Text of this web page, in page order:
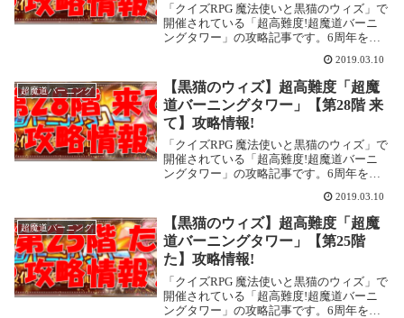
「クイズRPG 魔法使いと黒猫のウィズ」で
開催されている「超高難度!超魔道バーニ
ングタワー」の攻略記事です。6周年を迎
2019年3月現在、階数も30階まで増えてい
ます。ここでは「第27階 本当は」を攻略
し...
2019.03.10
超魔道バーニング
【黒猫のウィズ】超高難度「超魔
道バーニングタワー」【第28階 来
て】攻略情報!
「クイズRPG 魔法使いと黒猫のウィズ」で
開催されている「超高難度!超魔道バーニ
ングタワー」の攻略記事です。6周年を迎
2019年3月現在、階数も30階まで増えてい
ます。ここでは「第28階 来て」を攻略し
ま...
2019.03.10
超魔道バーニング
【黒猫のウィズ】超高難度「超魔
道バーニングタワー」【第25階
た】攻略情報!
「クイズRPG 魔法使いと黒猫のウィズ」で
開催されている「超高難度!超魔道バーニ
ングタワー」の攻略記事です。6周年を迎